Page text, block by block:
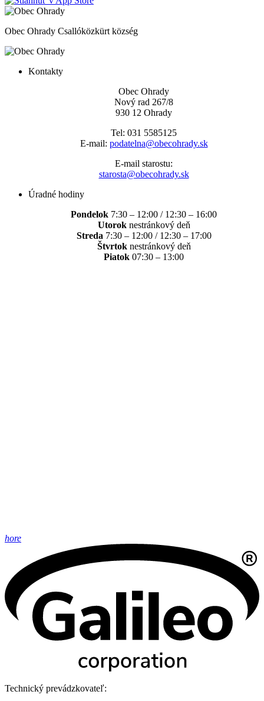
Obec Ohrady Csallóközkürt község
Kontakty
Obec Ohrady
Nový rad 267/8
930 12 Ohrady
Tel: 031 5585125
E-mail: podatelna@obecohrady.sk
E-mail starostu:
starosta@obecohrady.sk
Úradné hodiny
Pondelok 7:30 – 12:00 / 12:30 – 16:00
Utoroknestránkový deň
Streda 7:30 – 12:00 / 12:30 – 17:00
Štvrtoknestránkový deň
Piatok 07:30 – 13:00
hore
Technický prevádzkovateľ: